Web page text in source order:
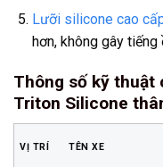
Lưỡi silicone cao
hơn, không gây tiếng
Thông số kỹ thuật
Triton Silicone
VỊ TRÍ TÊN XE